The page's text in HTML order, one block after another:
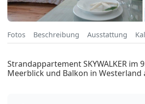
Fotos Beschreibung Ausstattung
Strandappartement SKYWALKER im
Meerblick und Balkon in Westerland